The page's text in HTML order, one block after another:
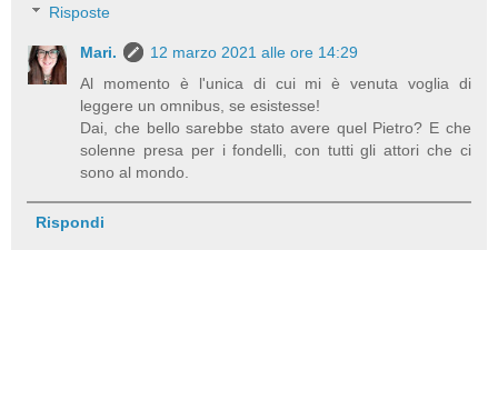
Risposte
Mari.
12 marzo 2021 alle ore 14:29
Al momento è l'unica di cui mi è venuta voglia di
leggere un omnibus, se esistesse!
Dai, che bello sarebbe stato avere quel Pietro? E che
solenne presa per i fondelli, con tutti gli attori che ci
sono al mondo.
Rispondi